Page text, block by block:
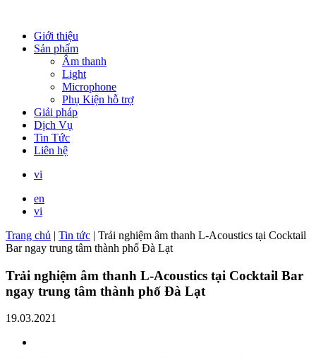
Giới thiệu
Sản phẩm
Âm thanh
Light
Microphone
Phụ Kiện hỗ trợ
Giải pháp
Dịch Vụ
Tin Tức
Liên hệ
vi
en
vi
Trang chủ | Tin tức | Trải nghiệm âm thanh L-Acoustics tại Cocktail
Bar ngay trung tâm thành phố Đà Lạt
Trải nghiệm âm thanh L-Acoustics tại Cocktail Bar
ngay trung tâm thành phố Đà Lạt
19.03.2021